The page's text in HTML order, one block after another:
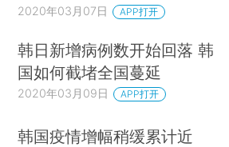
2020年03月07日 APP打开
韩日新增病例数开始回落 韩
国如何截堵全国蔓延
2020年03月09日 APP打开
韩国疫情增幅稍缓累计近